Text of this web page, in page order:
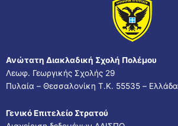
Ανώτατη Διακλαδική Σχολή Πολέμου
Λεωφ. Γεωργικής Σχολής 29
Πυλαία – Θεσσαλονίκη Τ.Κ. 55535 – Ελλάδα
Γενικό Επιτελείο Στρατού